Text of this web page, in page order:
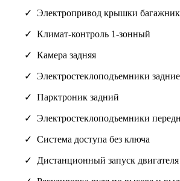
Электропривод крышки
Климат-контроль 1-зонный
Камера задняя
Электростеклоподъемники задние
Парктроник задний
Электростеклоподъемники
Система доступа без ключа
Дистанционный запуск двигателя